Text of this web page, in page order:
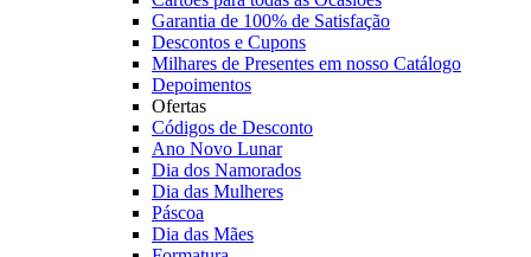
Garantia de 100% de Satisfação
Descontos e Cupons
Milhares de Presentes em nosso Catálogo
Depoimentos
Ofertas
Códigos de Desconto
Ano Novo Lunar
Dia dos Namorados
Dia das Mulheres
Páscoa
Dia das Mães